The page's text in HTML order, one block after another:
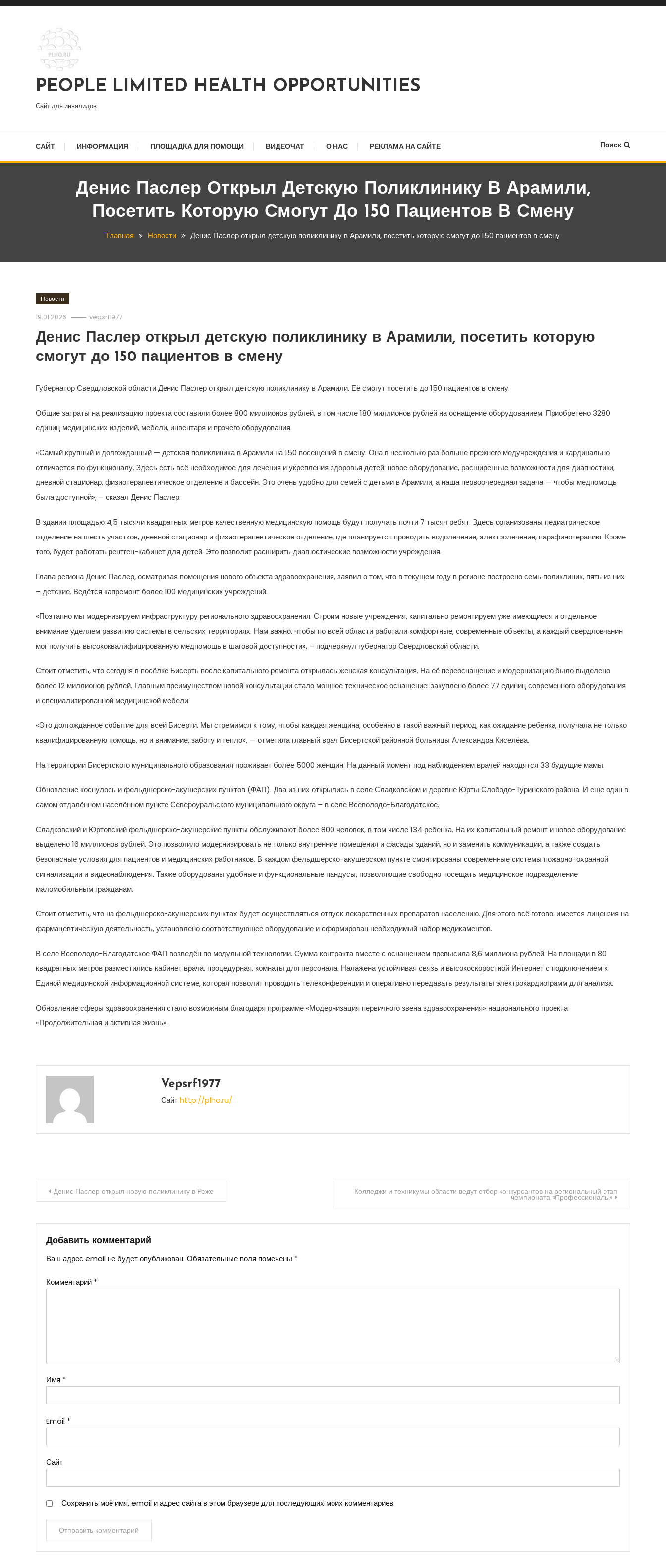
Перейти
содержимому
PEOPLE LIMITED HEALTH OPPORTUNITIES
Сайт для инвалидов
САЙТ ИНФОРМАЦИЯ ПЛОЩАДКА ДЛЯ ПОМОЩИ ВИДЕОЧАТ О НАС РЕКЛАМА НА САЙТЕ Поиск
Денис Паслер Открыл Детскую Поликлинику В Арамили,
Посетить Которую Смогут До 150 Пациентов В Смену
Главная Новости Денис Паслер открыл детскую поликлинику в Арамили, посетить которую смогут до 150 пациентов в смену
Новости
19.01.2026 vepsrf1977
Денис Паслер открыл детскую поликлинику в Арамили, посетить которую
смогут до 150 пациентов в смену
Губернатор Свердловской области Денис Паслер открыл детскую поликлинику в Арамили. Её смогут посетить до 150 пациентов в смену.
Общие затраты на реализацию проекта составили более 800 миллионов рублей, в том числе 180 миллионов рублей на оснащение оборудованием. Приобретено 3280
единиц медицинских изделий, мебели, инвентаря и прочего оборудования.
«Самый крупный и долгожданный — детская поликлиника в Арамили на 150 посещений в смену. Она в несколько раз больше прежнего медучреждения и кардинально
отличается по функционалу. Здесь есть всё необходимое для лечения и укрепления здоровья детей: новое оборудование, расширенные возможности для диагностики,
дневной стационар, физиотерапевтическое отделение и бассейн. Это очень удобно для семей с детьми в Арамили, а наша первоочередная задача — чтобы медпомощь
была доступной», – сказал Денис Паслер.
В здании площадью 4,5 тысячи квадратных метров качественную медицинскую помощь будут получать почти 7 тысяч ребят. Здесь организованы педиатрическое
отделение на шесть участков, дневной стационар и физиотерапевтическое отделение, где планируется проводить водолечение, электролечение, парафинотерапию. Кроме
того, будет работать рентген-кабинет для детей. Это позволит расширить диагностические возможности учреждения.
Глава региона Денис Паслер, осматривая помещения нового объекта здравоохранения, заявил о том, что в текущем году в регионе построено семь поликлиник, пять из них
– детские. Ведётся капремонт более 100 медицинских учреждений.
«Поэтапно мы модернизируем инфраструктуру регионального здравоохранения. Строим новые учреждения, капитально ремонтируем уже имеющиеся и отдельное
внимание уделяем развитию системы в сельских территориях. Нам важно, чтобы по всей области работали комфортные, современные объекты, а каждый свердловчанин
мог получить высококвалифицированную медпомощь в шаговой доступности», – подчеркнул губернатор Свердловской области.
Стоит отметить, что сегодня в посёлке Бисерть после капитального ремонта открылась женская консультация. На её переоснащение и модернизацию было выделено
более 12 миллионов рублей. Главным преимуществом новой консультации стало мощное техническое оснащение: закуплено более 77 единиц современного оборудования
и специализированной медицинской мебели.
«Это долгожданное событие для всей Бисерти. Мы стремимся к тому, чтобы каждая женщина, особенно в такой важный период, как ожидание ребенка, получала не только
квалифицированную помощь, но и внимание, заботу и тепло», — отметила главный врач Бисертской районной больницы Александра Киселёва.
На территории Бисертского муниципального образования проживает более 5000 женщин. На данный момент под наблюдением врачей находятся 33 будущие мамы.
Обновление коснулось и фельдшерско-акушерских пунктов (ФАП). Два из них открылись в селе Сладковском и деревне Юрты Слободо-Туринского района. И еще один в
самом отдалённом населённом пункте Североуральского муниципального округа – в селе Всеволодо-Благодатское.
Сладковский и Юртовский фельдшерско-акушерские пункты обслуживают более 800 человек, в том числе 134 ребенка. На их капитальный ремонт и новое оборудование
выделено 16 миллионов рублей. Это позволило модернизировать не только внутренние помещения и фасады зданий, но и заменить коммуникации, а также создать
безопасные условия для пациентов и медицинских работников. В каждом фельдшерско-акушерском пункте смонтированы современные системы пожарно-охранной
сигнализации и видеонаблюдения. Также оборудованы удобные и функциональные пандусы, позволяющие свободно посещать медицинское подразделение
маломобильным гражданам.
Стоит отметить, что на фельдшерско-акушерских пунктах будет осуществляться отпуск лекарственных препаратов населению. Для этого всё готово: имеется лицензия на
фармацевтическую деятельность, установлено соответствующее оборудование и сформирован необходимый набор медикаментов.
В селе Всеволодо-Благодатское ФАП возведён по модульной технологии. Сумма контракта вместе с оснащением превысила 8,6 миллиона рублей. На площади в 80
квадратных метров разместились кабинет врача, процедурная, комнаты для персонала. Налажена устойчивая связь и высокоскоростной Интернет с подключением к
Единой медицинской информационной системе, которая позволит проводить телеконференции и оперативно передавать результаты электрокардиограмм для анализа.
Обновление сферы здравоохранения стало возможным благодаря программе «Модернизация первичного звена здравоохранения» национального проекта
«Продолжительная и активная жизнь».
Vepsrf1977
Сайт http://plho.ru/
Навигация
записям
Денис Паслер открыл новую поликлинику в Реже Колледжи и техникумы области ведут отбор конкурсантов на региональный этап
чемпионата «Профессионалы»
Добавить комментарий
Ваш адрес email не будет опубликован. Обязательные поля помечены *
Комментарий *
Имя *
Email *
Сайт
Сохранить моё имя, email и адрес сайта в этом браузере для последующих моих комментариев.